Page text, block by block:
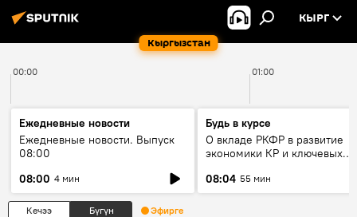
Кыргызстан
КЫРГ
00:00 01:00
Ежедневные новости
Ежедневные новости. Выпуск
08:00
08:00 4 мин
Будь в курсе
О вкладе РКФР в развитие
экономики КР и ключевых
08:04 55 мин
Кечээ Бүгүн Эфирге